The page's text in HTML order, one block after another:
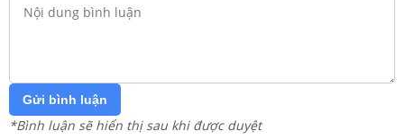
Gửi bình luận
*Bình luận sẽ hiển thị sau khi được duyệt